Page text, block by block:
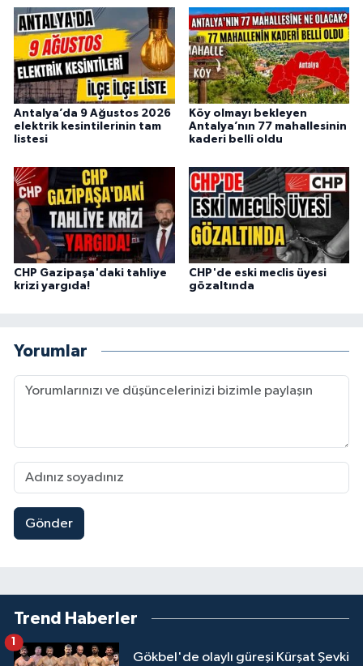
Antalya’da 9 Ağustos 2026
elektrik kesintilerinin tam
listesi
Köy olmayı bekleyen
Antalya’nın 77 mahallesinin
kaderi belli oldu
CHP Gazipaşa'daki tahliye
krizi yargıda!
CHP'de eski meclis üyesi
gözaltında
Yorumlar
Gönder
Trend Haberler
Gökbel'de olaylı güreşi Kürşat Şevki
1